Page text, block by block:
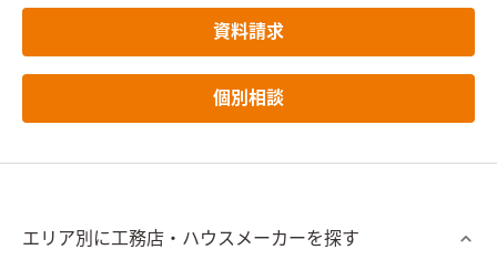
資料請求
個別相談
エリア別に工務店・ハウスメーカーを探す